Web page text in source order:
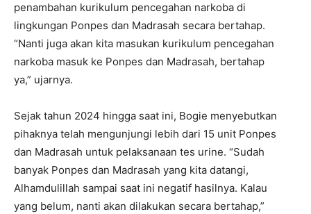
penambahan kurikulum pencegahan narkoba di
lingkungan Ponpes dan Madrasah secara bertahap.
“Nanti juga akan kita masukan kurikulum pencegahan
narkoba masuk ke Ponpes dan Madrasah, bertahap
ya,” ujarnya.
Sejak tahun 2024 hingga saat ini, Bogie menyebutkan
pihaknya telah mengunjungi lebih dari 15 unit Ponpes
dan Madrasah untuk pelaksanaan tes urine. “Sudah
banyak Ponpes dan Madrasah yang kita datangi,
Alhamdulillah sampai saat ini negatif hasilnya. Kalau
yang belum, nanti akan dilakukan secara bertahap,”